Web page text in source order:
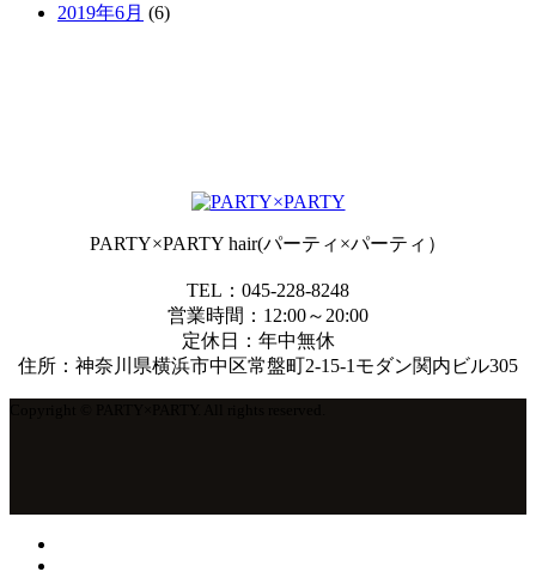
2019年6月 (6)
PARTY×PARTY hair(パーティ×パーティ）
TEL：045-228-8248
営業時間：12:00～20:00
定休日：年中無休
住所：神奈川県横浜市中区常盤町2-15-1モダン関内ビル305